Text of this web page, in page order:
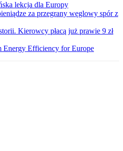
lekcja dla Europy
za przegrany węglowy spór z
Kierowcy płacą już prawie 9 zł
Energy Efficiency for Europe